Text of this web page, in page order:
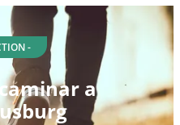
-
caminar a